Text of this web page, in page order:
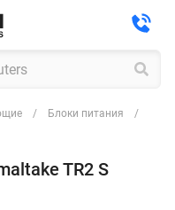
Блоки питания
TR2 S